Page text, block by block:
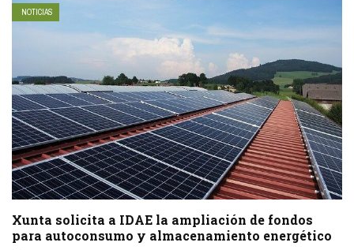
NOTICIAS
Xunta solicita a IDAE la ampliación de fondos
para autoconsumo y almacenamiento energético